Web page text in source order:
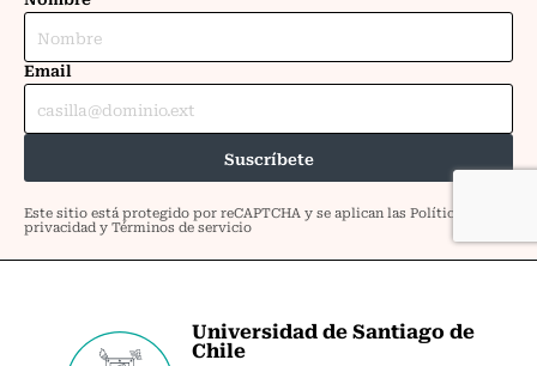
Universidad de Santiago de
Chile